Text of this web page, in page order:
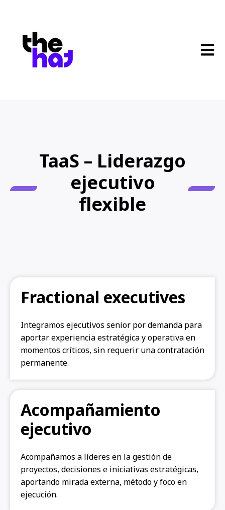
Open
TaaS – Liderazgo
ejecutivo
flexible
Fractional executives
Integramos ejecutivos senior por demanda para
aportar experiencia estratégica y operativa en
momentos críticos, sin requerir una contratación
permanente.
Acompañamiento
ejecutivo
Acompañamos a líderes en la gestión de
proyectos, decisiones e iniciativas estratégicas,
aportando mirada externa, método y foco en
ejecución.